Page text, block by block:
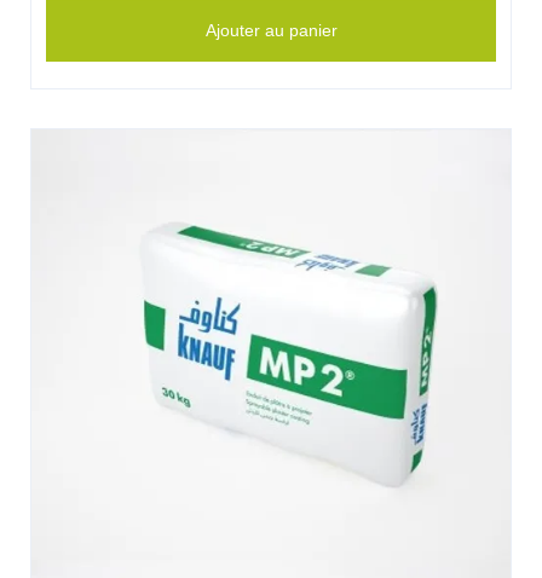
Ajouter au panier